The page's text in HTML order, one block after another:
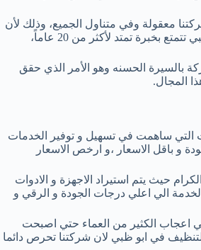
معقولة وفي متناول الجميع، وذلك لأن
بخبرة تمتد لأكثر من 20 عاماً،
بالسيرة الحسنه وهو الأمر الذي حقق
المجال.
التي ساهمت في تسهيل و توفير الخدمات
و باقل الاسعار ،و ارخص الاسعار
حيث يتم استيراد الاجهزة و الادوات
الي اعلي درجات الجودة و الرقي و
اعجاب الكثير من العماء حتي اصبحت
في ابو ظبي لان شركتنا تحرص دائما